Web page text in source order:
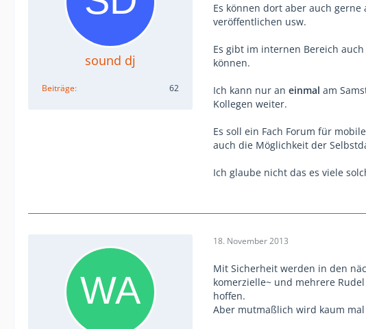
sound dj
Beiträge 62
Es können dort aber auch gerne
veröffentlichen usw.
Es gibt im internen Bereich
können.
Ich kann nur an einmal am
Kollegen weiter.
Es soll ein Fach Forum für
auch die Möglichkeit der
Ich glaube nicht das es viele
18. November 2013
Mit Sicherheit werden in den
komerzielle~ und mehrere
hoffen.
Aber mutmaßlich wird kaum